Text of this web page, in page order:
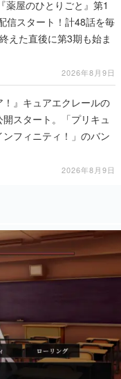
薬屋のひとりごと』第1
信スタート！計48話を毎
えた直後に第3期も始ま
2026年8月9日
！』キュアエクレールの
スタート。「プリキュ
フィニティ！」のバン
2026年8月9日